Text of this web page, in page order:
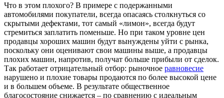
Что в этом плохого? В примере с подержанными
автомобилями покупатели, всегда опасаясь столкнуться со
скрытыми дефектами, тот самый «лимон», всегда будут
стремиться заплатить поменьше. Но при таком уровне цен
продавцы хороших машин будут вынуждены уйти с рынка,
поскольку они оценивают свои машины выше, а продавцы
плохих машин, напротив, получат больше прибыли от сделок.
Так работает отрицательный отбор: рыночное равновесие
нарушено и плохие товары продаются по более высокой цене
и в большем объеме. В результате общественное
благосостояние снижается – по сравнению с идеальным